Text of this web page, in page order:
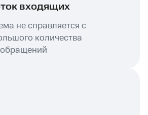
входящих
не справляется с
количества